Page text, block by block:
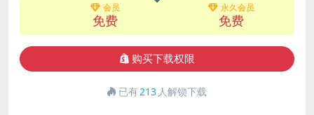
会员
免费
永久会员
免费
购买下载权限
已有213 人解锁下载